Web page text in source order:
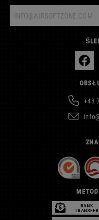
+43
BANK
TRANSFER